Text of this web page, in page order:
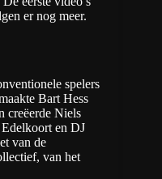
er nog meer.
spelers
Bart Hess
creëerde Niels
en DJ
van de
van het